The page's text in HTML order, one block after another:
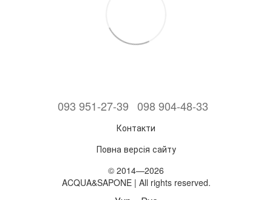
093 951-27-39 098 904-48-33
Контакти
Повна версія сайту
© 2014—2026
ACQUA&SAPONE | All rights reserved.